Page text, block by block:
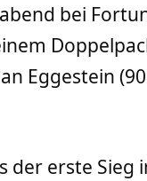
bei
Eggestein
der erste Sieg